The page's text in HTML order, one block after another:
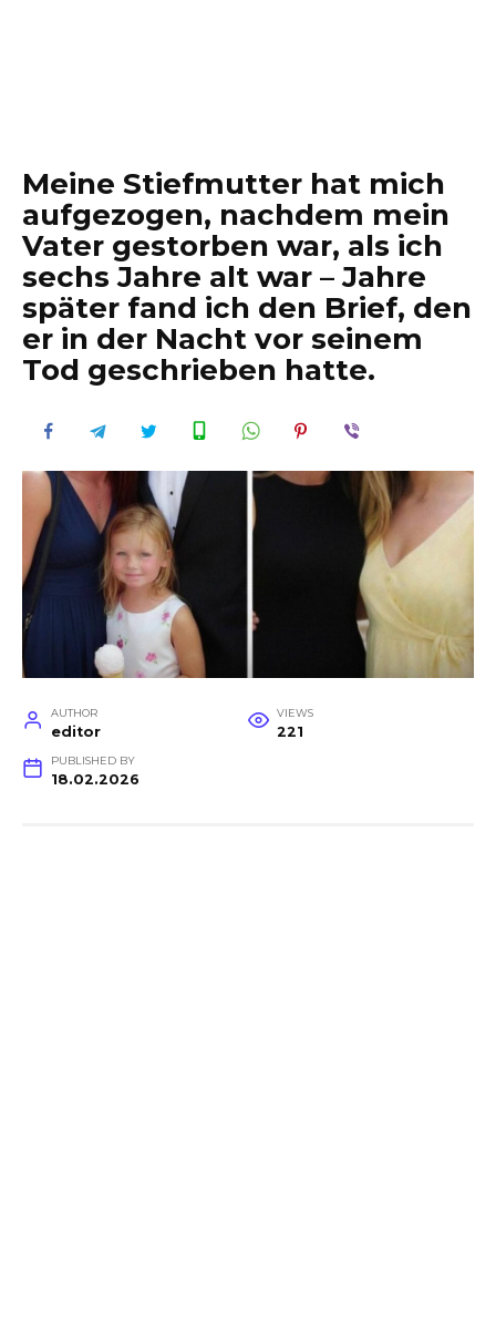
Meine Stiefmutter hat mich
aufgezogen, nachdem mein
Vater gestorben war, als ich
sechs Jahre alt war – Jahre
später fand ich den Brief, den
er in der Nacht vor seinem
Tod geschrieben hatte.
AUTHOR
editor
VIEWS
221
PUBLISHED BY
18.02.2026